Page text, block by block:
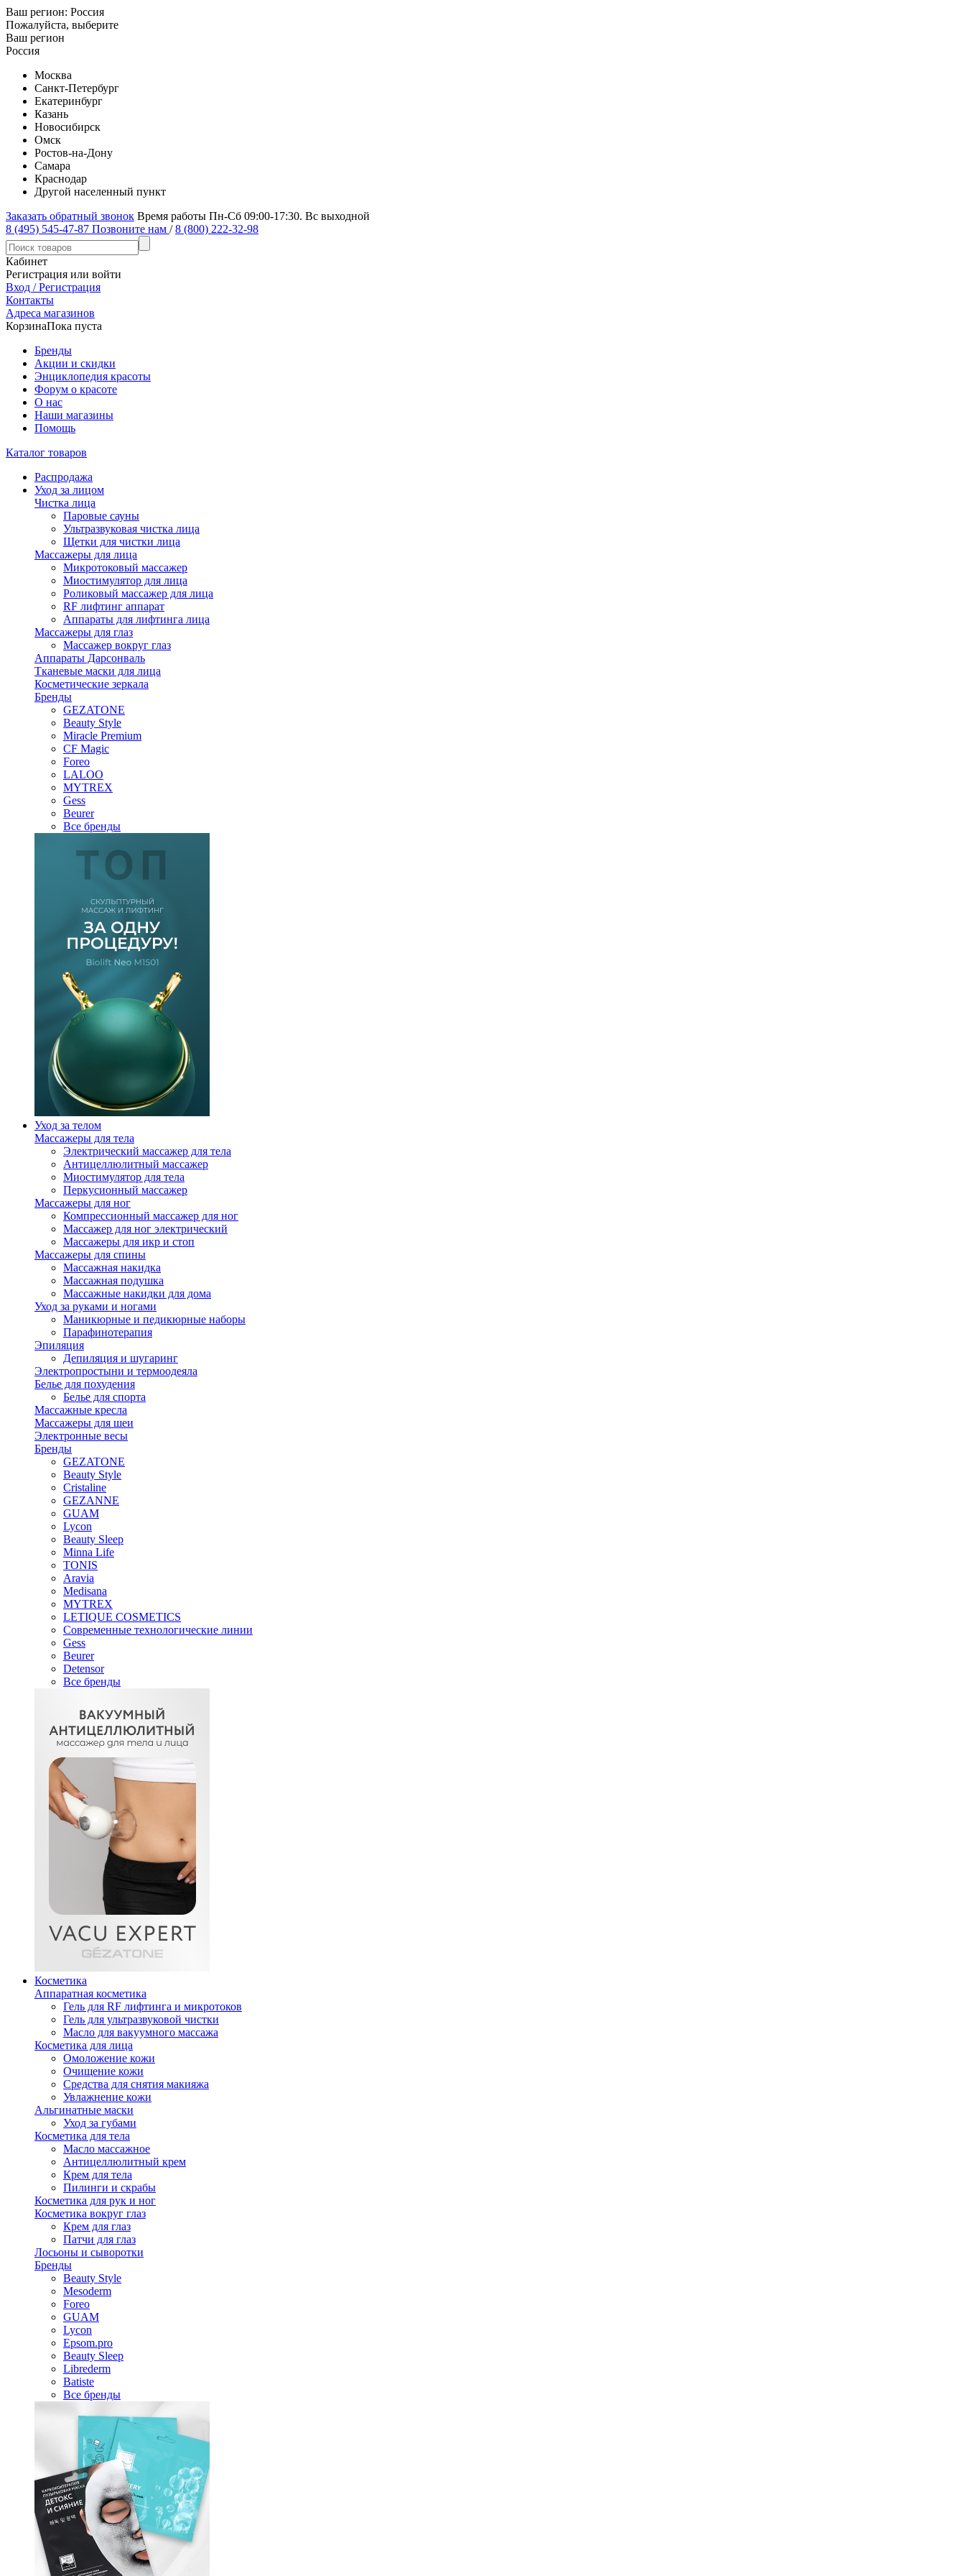
Ваш регион: Россия
Пожалуйста, выберите
Ваш регион
Россия
Москва
Санкт-Петербург
Екатеринбург
Казань
Новосибирск
Омск
Ростов-на-Дону
Самара
Краснодар
Другой населенный пункт
Заказать обратный звонок Время работы Пн-Сб 09:00-17:30. Вс выходной
8 (495) 545-47-87 Позвоните нам / 8 (800) 222-32-98
Кабинет
Регистрация или войти
Вход / Регистрация
Контакты
Адреса магазинов
КорзинаПока пуста
Бренды
Акции и скидки
Энциклопедия красоты
Форум о красоте
О нас
Наши магазины
Помощь
Каталог товаров
Распродажа
Уход за лицом
Чистка лица
Паровые сауны
Ультразвуковая чистка лица
Щетки для чистки лица
Массажеры для лица
Микротоковый массажер
Миостимулятор для лица
Роликовый массажер для лица
RF лифтинг аппарат
Аппараты для лифтинга лица
Массажеры для глаз
Массажер вокруг глаз
Аппараты Дарсонваль
Тканевые маски для лица
Косметические зеркала
Бренды
GEZATONE
Beauty Style
Miracle Premium
CF Magic
Foreo
LALOO
MYTREX
Gess
Beurer
Все бренды
Уход за телом
Массажеры для тела
Электрический массажер для тела
Антицеллюлитный массажер
Миостимулятор для тела
Перкусионный массажер
Массажеры для ног
Компрессионный массажер для ног
Массажер для ног электрический
Массажеры для икр и стоп
Массажеры для спины
Массажная накидка
Массажная подушка
Массажные накидки для дома
Уход за руками и ногами
Маникюрные и педикюрные наборы
Парафинотерапия
Эпиляция
Депиляция и шугаринг
Электропростыни и термоодеяла
Белье для похудения
Белье для спорта
Массажные кресла
Массажеры для шеи
Электронные весы
Бренды
GEZATONE
Beauty Style
Cristaline
GEZANNE
GUAM
Lycon
Beauty Sleep
Minna Life
TONIS
Aravia
Medisana
MYTREX
LETIQUE COSMETICS
Современные технологические линии
Gess
Beurer
Detensor
Все бренды
Косметика
Аппаратная косметика
Гель для RF лифтинга и микротоков
Гель для ультразвуковой чистки
Масло для вакуумного массажа
Косметика для лица
Омоложение кожи
Очищение кожи
Средства для снятия макияжа
Увлажнение кожи
Альгинатные маски
Уход за губами
Косметика для тела
Масло массажное
Антицеллюлитный крем
Крем для тела
Пилинги и скрабы
Косметика для рук и ног
Косметика вокруг глаз
Крем для глаз
Патчи для глаз
Лосьоны и сыворотки
Бренды
Beauty Style
Mesoderm
Foreo
GUAM
Lycon
Epsom.pro
Beauty Sleep
Librederm
Batiste
Все бренды